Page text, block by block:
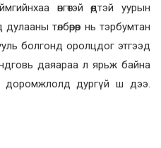
өнгөтэй өөдтэй уурын
төлбөрөөр нь тэрбумтан
болгонд оролцдог этгээд
даяараа л ярьж байна
доромжлолд дургүй ш дээ.